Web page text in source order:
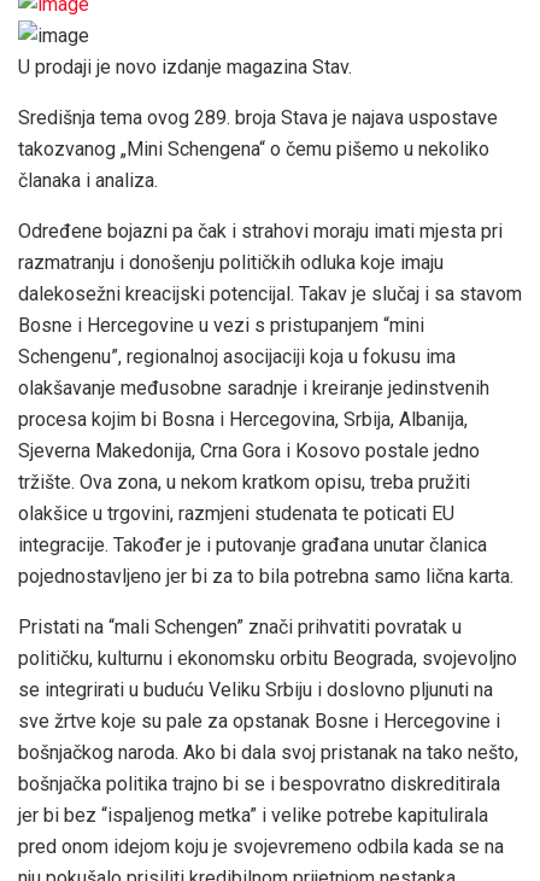
U prodaji je novo izdanje magazina Stav.
Središnja tema ovog 289. broja Stava je najava uspostave
takozvanog „Mini Schengena“ o čemu pišemo u nekoliko
članaka i analiza.
Određene bojazni pa čak i strahovi moraju imati mjesta pri
razmatranju i donošenju političkih odluka koje imaju
dalekosežni kreacijski potencijal. Takav je slučaj i sa stavom
Bosne i Hercegovine u vezi s pristupanjem “mini
Schengenu”, regionalnoj asocijaciji koja u fokusu ima
olakšavanje međusobne saradnje i kreiranje jedinstvenih
procesa kojim bi Bosna i Hercegovina, Srbija, Albanija,
Sjeverna Makedonija, Crna Gora i Kosovo postale jedno
tržište. Ova zona, u nekom kratkom opisu, treba pružiti
olakšice u trgovini, razmjeni studenata te poticati EU
integracije. Također je i putovanje građana unutar članica
pojednostavljeno jer bi za to bila potrebna samo lična karta.
Pristati na “mali Schengen” znači prihvatiti povratak u
političku, kulturnu i ekonomsku orbitu Beograda, svojevoljno
se integrirati u buduću Veliku Srbiju i doslovno pljunuti na
sve žrtve koje su pale za opstanak Bosne i Hercegovine i
bošnjačkog naroda. Ako bi dala svoj pristanak na tako nešto,
bošnjačka politika trajno bi se i bespovratno diskreditirala
jer bi bez “ispaljenog metka” i velike potrebe kapitulirala
pred onom idejom koju je svojevremeno odbila kada se na